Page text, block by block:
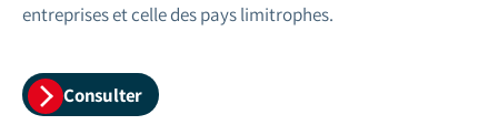
entreprises et celle des pays limitrophes.
Consulter